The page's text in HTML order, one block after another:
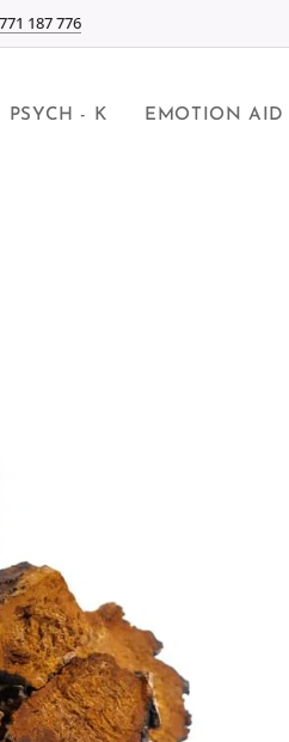
187 776
PSYCH - K EMOTION AID